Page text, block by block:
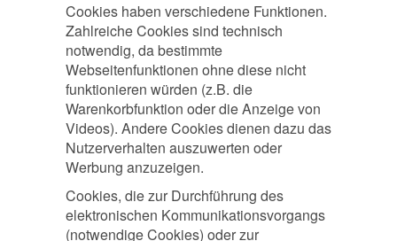
Cookies haben verschiedene Funktionen.
Zahlreiche Cookies sind technisch
notwendig, da bestimmte
Webseitenfunktionen ohne diese nicht
funktionieren würden (z.B. die
Warenkorbfunktion oder die Anzeige von
Videos). Andere Cookies dienen dazu das
Nutzerverhalten auszuwerten oder
Werbung anzuzeigen.
Cookies, die zur Durchführung des
elektronischen Kommunikationsvorgangs
(notwendige Cookies) oder zur